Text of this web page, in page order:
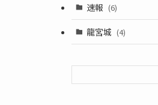
速報 (6)
龍宮城 (4)